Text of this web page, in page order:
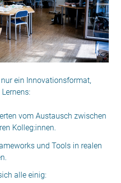
ein Innovationsformat,
vom Austausch zwischen
Kolleg:innen.
und Tools in realen
alle einig: